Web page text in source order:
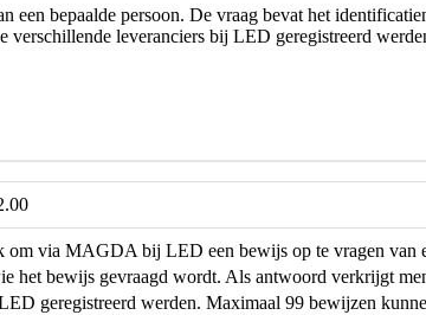
bepaalde persoon. De vraag bevat het
leveranciers bij LED geregistreerd
om via MAGDA bij LED een bewijs op te vragen van
het bewijs gevraagd wordt. Als antwoord verkrijgt
geregistreerd werden. Maximaal 99 bewijzen